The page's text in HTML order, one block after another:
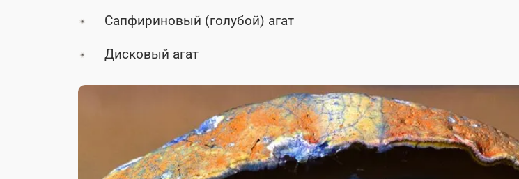
Сапфириновый (голубой) агат
Дисковый агат